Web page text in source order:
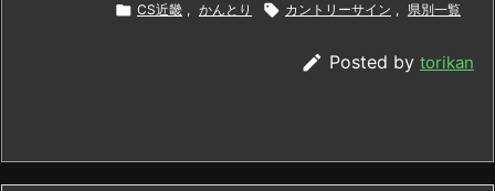
 CS近畿 , かんとり  カントリーサイン , 県別一覧
 Posted by torikan